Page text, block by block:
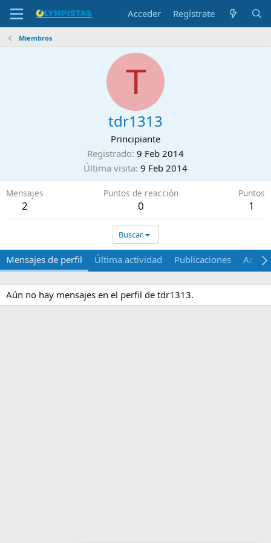
Acceder Regístrate
Miembros
T
tdr1313
Principiante
Registrado 9 Feb 2014
Última visita 9 Feb 2014
Mensajes
2
Puntos de reacción
0
Puntos
1
Buscar
Mensajes de perfil Última actividad Publicaciones Acerca
Aún no hay mensajes en el perfil de tdr1313.